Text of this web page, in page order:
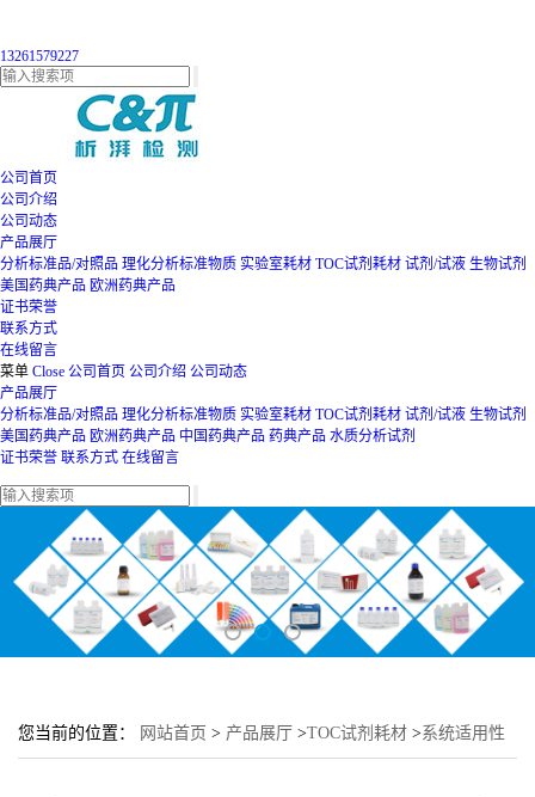
13261579227
公司首页
公司介绍
公司动态
产品展厅
分析标准品/对照品 理化分析标准物质 实验室耗材 TOC试剂耗材 试剂/试液 生物试剂
美国药典产品 欧洲药典产品
证书荣誉
联系方式
在线留言
菜单 Close 公司首页 公司介绍 公司动态
产品展厅
分析标准品/对照品 理化分析标准物质 实验室耗材 TOC试剂耗材 试剂/试液 生物试剂
美国药典产品 欧洲药典产品 中国药典产品 药典产品 水质分析试剂
证书荣誉 联系方式 在线留言
您当前的位置： 网站首页 > 产品展厅 >TOC试剂耗材 >系统适用性